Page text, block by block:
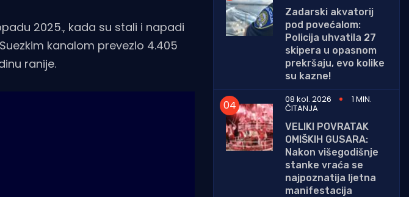
2025., kada su stali i napadi
kanalom prevezlo 4.405
ranije.
Zadarski akvatorij
pod povećalom:
Policija uhvatila 27
skipera u opasnom
prekršaju, evo kolike
su kazne!
08 kol. 2026
1 MIN.
ČITANJA
VELIKI POVRATAK
OMIŠKIH GUSARA:
Nakon višegodišnje
stanke vraća se
najpoznatija ljetna
manifestacija